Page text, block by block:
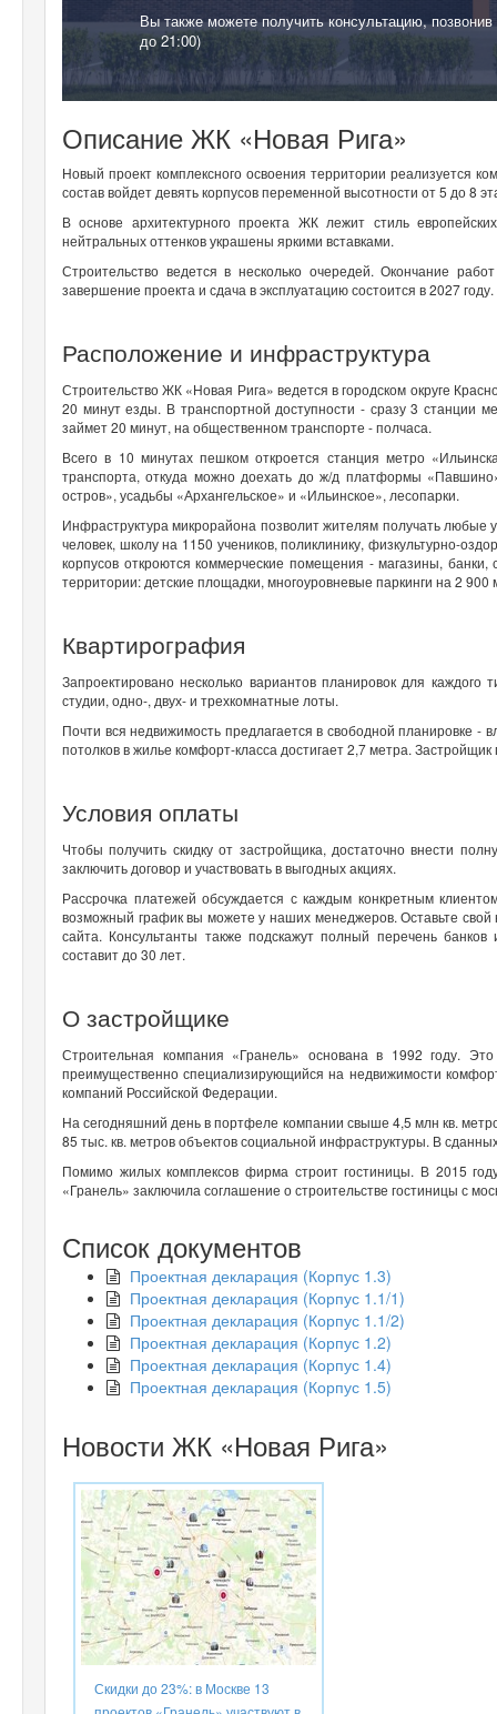
Вы также можете получить консультацию,
до 21:00)
Описание ЖК «Новая Рига»
Новый проект комплексного освоения территории реализуется
состав войдет девять корпусов переменной высотности от 5 до 8
В основе архитектурного проекта ЖК лежит стиль
нейтральных оттенков украшены яркими вставками.
Строительство ведется в несколько очередей. Окончание
завершение проекта и сдача в эксплуатацию состоится в 2027 году.
Расположение и инфраструктура
Строительство ЖК «Новая Рига» ведется в городском округе
20 минут езды.​ В транспортной доступности - сразу 3 станции
займет 20 минут, на общественном транспорте - полчаса.
Всего в 10 минутах пешком откроется станция метро
транспорта, откуда можно доехать до ж/д платформы
остров», усадьбы «Архангельское» и «Ильинское», лесопарки.
Инфраструктура микрорайона позволит жителям получать любые
человек, школу на 1150 учеников, поликлинику, физкультурно-
корпусов откроются коммерческие помещения - магазины,
территории: детские площадки, многоуровневые паркинги на 2
Квартирография
Запроектировано несколько вариантов планировок для
студии, одно-, двух- и трехкомнатные лоты.
Почти вся недвижимость предлагается в свободной планировке -
потолков в жилье комфорт-класса достигает 2,7 метра.
Условия оплаты
Чтобы получить скидку от застройщика, достаточно внести
заключить договор и участвовать в выгодных акциях.
Рассрочка платежей обсуждается с каждым конкретным
возможный график вы можете у наших менеджеров. Оставьте
сайта. Консультанты также подскажут полный перечень
составит до 30 лет.
О застройщике
Строительная компания «Гранель» основана в 1992 году.
преимущественноспециализирующийся на недвижимости
компаний Российской Федерации.
На сегодняшний день в портфеле компании свыше 4,5 млн кв.
85 тыс. кв. метров объектов социальной инфраструктуры. В
Помимо жилых комплексов фирма строит гостиницы. В 2015
«Гранель» заключила соглашение о строительстве гостиницы с
Список документов
Проектная декларация (Корпус 1.3)
Проектная декларация (Корпус 1.1/1)
Проектная декларация (Корпус 1.1/2)
Проектная декларация (Корпус 1.2)
Проектная декларация (Корпус 1.4)
Проектная декларация (Корпус 1.5)
Новости ЖК «Новая Рига»
Скидки до 23%: в Москве 13